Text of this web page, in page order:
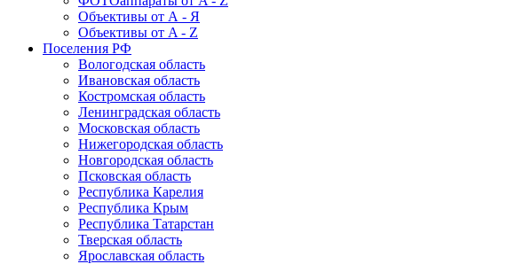
Объективы от А - Я
Объективы от A - Z
Поселения РФ
Вологодская область
Ивановская область
Костромская область
Ленинградская область
Московская область
Нижегородская область
Новгородская область
Псковская область
Республика Карелия
Республика Крым
Республика Татарстан
Тверская область
Ярославская область